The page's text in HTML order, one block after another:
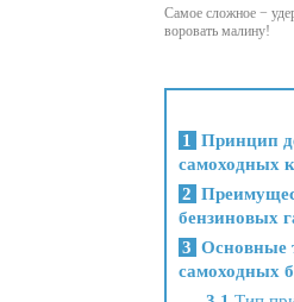
Самое сложное −
воровать малину!
1
Принцип
самоходных
2
бензиновых
3 Основные
самоходных